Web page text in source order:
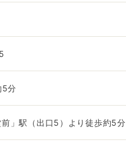
5分
」駅（出口5）より徒歩約5分